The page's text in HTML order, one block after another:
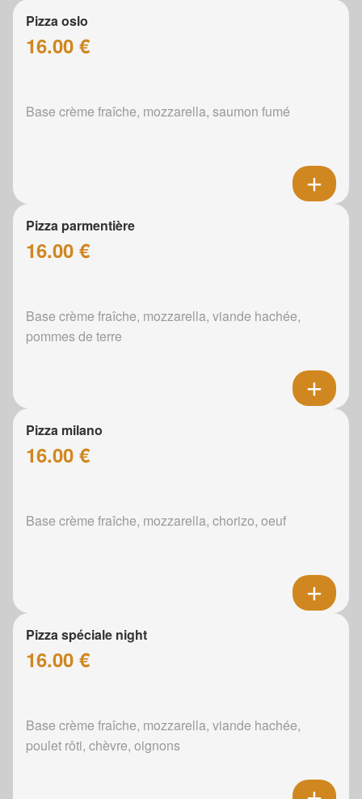
Pizza oslo
16.00 €
Base crème fraîche, mozzarella, saumon fumé
Pizza parmentière
16.00 €
Base crème fraîche, mozzarella, viande hachée,
pommes de terre
Pizza milano
16.00 €
Base crème fraîche, mozzarella, chorizo, oeuf
Pizza spéciale night
16.00 €
Base crème fraîche, mozzarella, viande hachée,
poulet rôti, chèvre, oignons